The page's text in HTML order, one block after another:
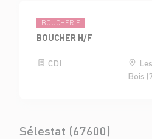
BOUCHERIE
BOUCHER H/F
CDI
Bois
Sélestat (67600)